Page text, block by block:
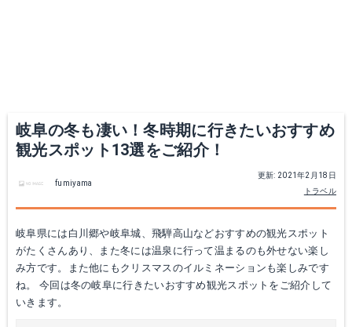
岐阜の冬も凄い！冬時期に行きたいおすすめ
観光スポット13選をご紹介！
更新: 2021年2月18日
トラベル
fumiyama
岐阜県には白川郷や岐阜城、飛騨高山などおすすめの観光スポット
がたくさんあり、また冬には温泉に行って温まるのも外せない楽し
み方です。また他にもクリスマスのイルミネーションも楽しみです
ね。 今回は冬の岐阜に行きたいおすすめ観光スポットをご紹介して
いきます。